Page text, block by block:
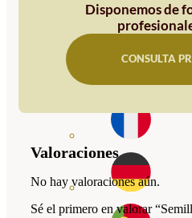
Disponemos de
CONSULTA
Valoraciones
No hay valoraciones aún.
Sé el primero en valorar